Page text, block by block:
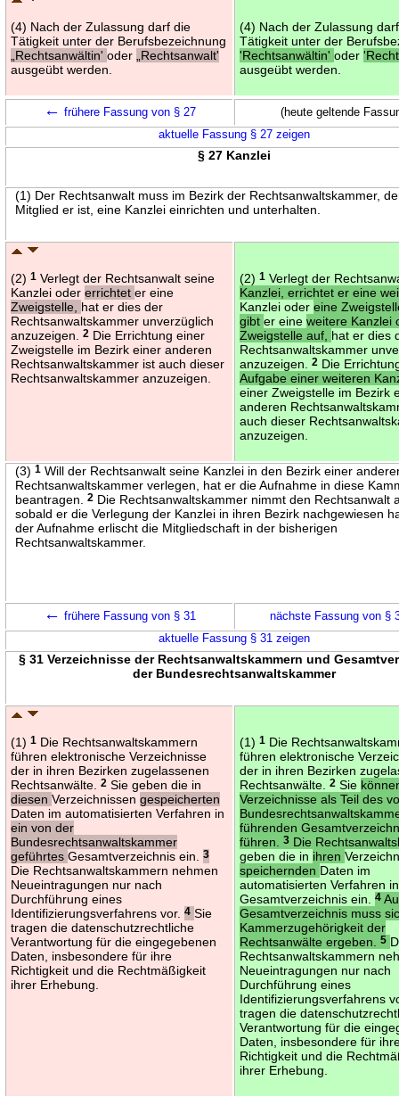
(4) Nach der Zulassung darf die
Tätigkeit unter der Berufsbezeichnung
„Rechtsanwältin'oder
„Rechtsanwalt'
ausgeübt werden.
(4) Nach der Zulassung
Tätigkeit unter der
'Rechtsanwältin'oder
ausgeübt werden.
← frühere Fassung von § 27
(heute geltende
aktuelle Fassung § 27 zeigen
§ 27 Kanzlei
(1) Der Rechtsanwalt muss im Bezirk der Rechtsanwaltskammer,
Mitglied er ist, eine Kanzlei einrichten und unterhalten.
(2)1 Verlegt der Rechtsanwalt seine
Kanzlei odererrichteter eine
Zweigstelle, hat er dies der
Rechtsanwaltskammer unverzüglich
anzuzeigen.2 Die Errichtung einer
Zweigstelle im Bezirk einer anderen
Rechtsanwaltskammer ist auch dieser
Rechtsanwaltskammer anzuzeigen.
(2)1 Verlegt der
Kanzlei, errichtet er eine
Kanzlei odereine
gibter eineweitere Kanzlei
Zweigstelle auf, hat er dies
Rechtsanwaltskammer
anzuzeigen.2 Die
Aufgabe einer weiteren
einer Zweigstelle im Bezirk
anderen
auch dieser
anzuzeigen.
(3)1 Will der Rechtsanwalt seine Kanzlei in den Bezirk einer
Rechtsanwaltskammer verlegen, hat er die Aufnahme in diese
beantragen.2 Die Rechtsanwaltskammer nimmt den Rechtsanwalt
sobald er die Verlegung der Kanzlei in ihren Bezirk nachgewiesen
der Aufnahme erlischt die Mitgliedschaft in der bisherigen
Rechtsanwaltskammer.
← frühere Fassung von § 31
nächste Fassung von §
aktuelle Fassung § 31 zeigen
§ 31 Verzeichnisse der Rechtsanwaltskammern und
der Bundesrechtsanwaltskammer
(1)1 Die Rechtsanwaltskammern
führen elektronische Verzeichnisse
der in ihren Bezirken zugelassenen
Rechtsanwälte.2 Sie geben die in
diesenVerzeichnissengespeicherten
Daten im automatisierten Verfahren in
ein von der
Bundesrechtsanwaltskammer
geführtesGesamtverzeichnis ein.3
Die Rechtsanwaltskammern nehmen
Neueintragungen nur nach
Durchführung eines
Identifizierungsverfahrens vor.4 Sie
tragen die datenschutzrechtliche
Verantwortung für die eingegebenen
Daten, insbesondere für ihre
Richtigkeit und die Rechtmäßigkeit
ihrer Erhebung.
(1)1 Die
führen elektronische
der in ihren Bezirken
Rechtsanwälte.2 Sie
Verzeichnisse als Teil des
führenden
führen.3 Die
geben die in ihren
speichernden Daten im
automatisierten Verfahren
Gesamtverzeichnis ein.4
Gesamtverzeichnis muss
Kammerzugehörigkeit der
Rechtsanwälte ergeben.5
Rechtsanwaltskammern
Neueintragungen nur nach
Durchführung eines
Identifizierungsverfahrens
tragen die
Verantwortung für die
Daten, insbesondere für
Richtigkeit und die
ihrer Erhebung.